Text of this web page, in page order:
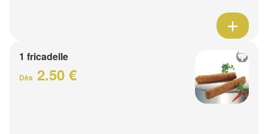
1 fricadelle
Dès 2.50 €